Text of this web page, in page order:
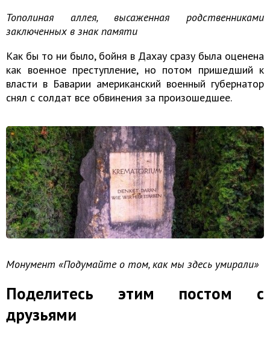
Тополиная аллея, высаженная родственниками
заключенных в знак памяти
Как бы то ни было, бойня в Дахау сразу была оценена
как военное преступление, но потом пришедший к
власти в Баварии американский военный губернатор
снял с солдат все обвинения за произошедшее.
Монумент «Подумайте о том, как мы здесь умирали»
Поделитесь этим постом с
друзьями